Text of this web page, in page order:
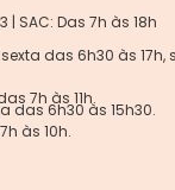
| SAC: Das 7h às 18h
das 6h30 às 17h,
7h às 11h.
das 6h30 às 15h30.
às 10h.